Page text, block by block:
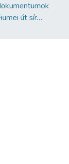
Budapest VIII Fiumei út sírkert 1. rész